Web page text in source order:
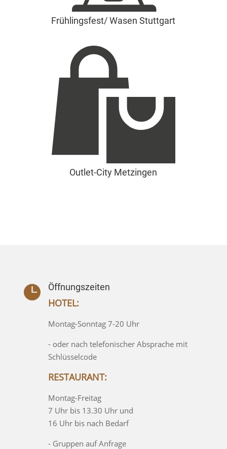
Frühlingsfest/ Wasen Stuttgart
Outlet-City Metzingen
 Öffnungszeiten
HOTEL:
Montag-Sonntag 7-20 Uhr
- oder nach telefonischer Absprache mit
Schlüsselcode
RESTAURANT:
Montag-Freitag
7 Uhr bis 13.30 Uhr und
16 Uhr bis nach Bedarf
- Gruppen auf Anfrage